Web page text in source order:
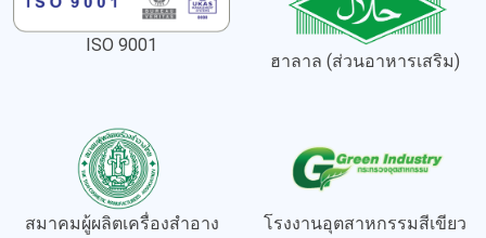
ISO 9001
ฮาลาล (ส่วนอาหารเสริม)
สมาคมผู้ผลิตเครื่องสำอาง
โรงงานอุตสาหกรรมสีเขียว